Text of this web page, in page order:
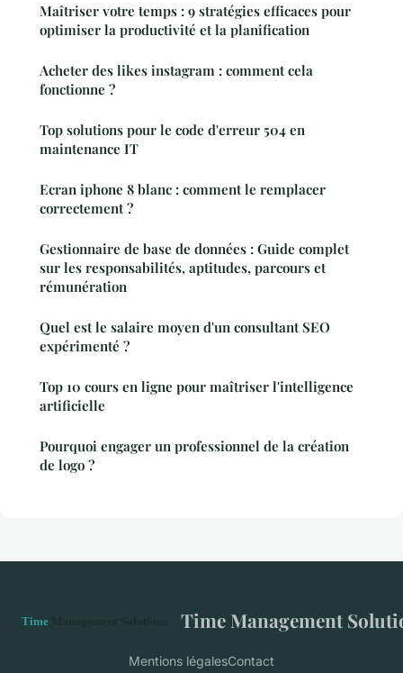
Maîtriser votre temps : 9 stratégies efficaces pour
optimiser la productivité et la planification
Acheter des likes instagram : comment cela
fonctionne ?
Top solutions pour le code d'erreur 504 en
maintenance IT
Ecran iphone 8 blanc : comment le remplacer
correctement ?
Gestionnaire de base de données : Guide complet
sur les responsabilités, aptitudes, parcours et
rémunération
Quel est le salaire moyen d'un consultant SEO
expérimenté ?
Top 10 cours en ligne pour maîtriser l'intelligence
artificielle
Pourquoi engager un professionnel de la création
de logo ?
Time Management
Mentions légalesContact